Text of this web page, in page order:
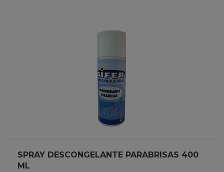
SPRAY DESCONGELANTE PARABRISAS 400
ML